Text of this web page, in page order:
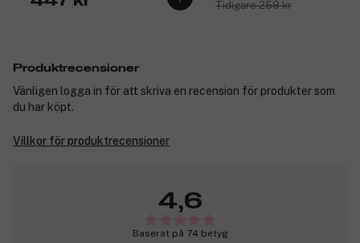
Tidigare 259 kr
Produktrecensioner
Vänligen logga in för att skriva en recension för produkter som
du har köpt.
Villkor för produktrecensioner
4,6
Baserat på 74 betyg